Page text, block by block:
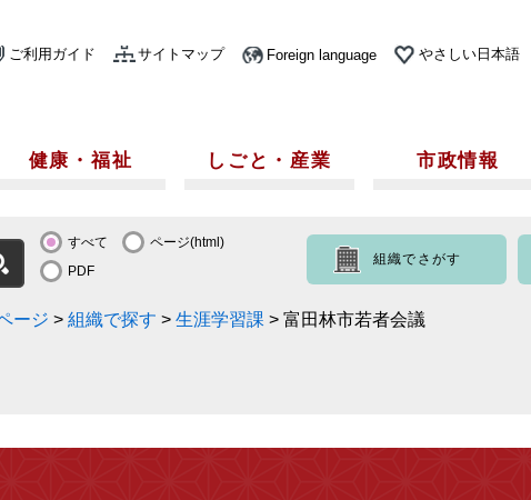
ご利用ガイド サイトマップ Foreign language やさしい日本語
健康・福祉 しごと・産業 市政情報
すべて
ページ(html)
PDF
組織でさがす
ージ > 組織で探す > 生涯学習課 > 富田林市若者会議